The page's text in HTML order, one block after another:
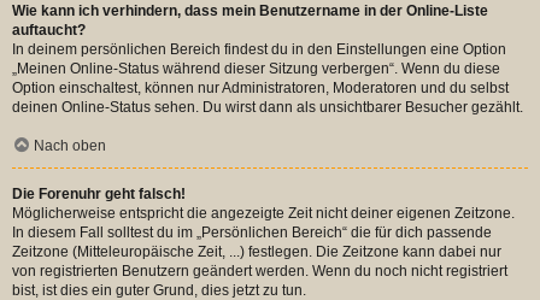
Wie kann ich verhindern, dass mein Benutzername in der Online-Liste
auftaucht?
In deinem persönlichen Bereich findest du in den Einstellungen eine Option
„Meinen Online-Status während dieser Sitzung verbergen“. Wenn du diese
Option einschaltest, können nur Administratoren, Moderatoren und du selbst
deinen Online-Status sehen. Du wirst dann als unsichtbarer Besucher gezählt.
Nach oben
Die Forenuhr geht falsch!
Möglicherweise entspricht die angezeigte Zeit nicht deiner eigenen Zeitzone.
In diesem Fall solltest du im „Persönlichen Bereich“ die für dich passende
Zeitzone (Mitteleuropäische Zeit, ...) festlegen. Die Zeitzone kann dabei nur
von registrierten Benutzern geändert werden. Wenn du noch nicht registriert
bist, ist dies ein guter Grund, dies jetzt zu tun.